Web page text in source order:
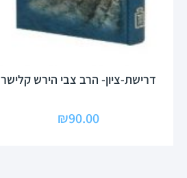
דרישת-ציון- הרב צבי הירש קלישר
₪90.00